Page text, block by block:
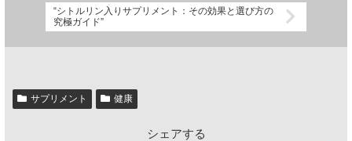
“シトルリン入りサプリメント：その効果と選び方の
究極ガイド”
サプリメント 健康
シェアする